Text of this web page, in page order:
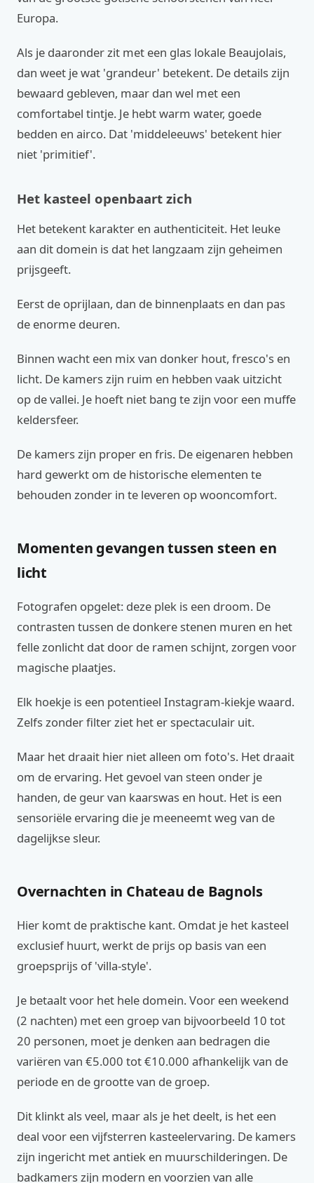
Europa.
Als je daaronder zit met een glas lokale Beaujolais,
dan weet je wat 'grandeur' betekent. De details zijn
bewaard gebleven, maar dan wel met een
comfortabel tintje. Je hebt warm water, goede
bedden en airco. Dat 'middeleeuws' betekent hier
niet 'primitief'.
Het kasteel openbaart zich
Het betekent karakter en authenticiteit. Het leuke
aan dit domein is dat het langzaam zijn geheimen
prijsgeeft.
Eerst de oprijlaan, dan de binnenplaats en dan pas
de enorme deuren.
Binnen wacht een mix van donker hout, fresco's en
licht. De kamers zijn ruim en hebben vaak uitzicht
op de vallei. Je hoeft niet bang te zijn voor een muffe
keldersfeer.
De kamers zijn proper en fris. De eigenaren hebben
hard gewerkt om de historische elementen te
behouden zonder in te leveren op wooncomfort.
Momenten gevangen tussen steen en
licht
Fotografen opgelet: deze plek is een droom. De
contrasten tussen de donkere stenen muren en het
felle zonlicht dat door de ramen schijnt, zorgen voor
magische plaatjes.
Elk hoekje is een potentieel Instagram-kiekje waard.
Zelfs zonder filter ziet het er spectaculair uit.
Maar het draait hier niet alleen om foto's. Het draait
om de ervaring. Het gevoel van steen onder je
handen, de geur van kaarswas en hout. Het is een
sensoriële ervaring die je meeneemt weg van de
dagelijkse sleur.
Overnachten in Chateau de Bagnols
Hier komt de praktische kant. Omdat je het kasteel
exclusief huurt, werkt de prijs op basis van een
groepsprijs of 'villa-style'.
Je betaalt voor het hele domein. Voor een weekend
(2 nachten) met een groep van bijvoorbeeld 10 tot
20 personen, moet je denken aan bedragen die
variëren van €5.000 tot €10.000 afhankelijk van de
periode en de grootte van de groep.
Dit klinkt als veel, maar als je het deelt, is het een
deal voor een vijfsterren kasteelervaring. De kamers
zijn ingericht met antiek en muurschilderingen. De
badkamers zijn modern en voorzien van alle